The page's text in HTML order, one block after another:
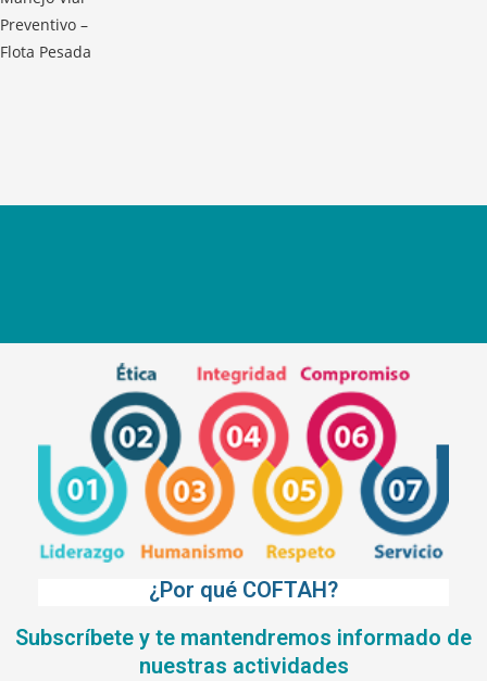
¿Por qué COFTAH?
Subscríbete y te mantendremos informado de
nuestras actividades